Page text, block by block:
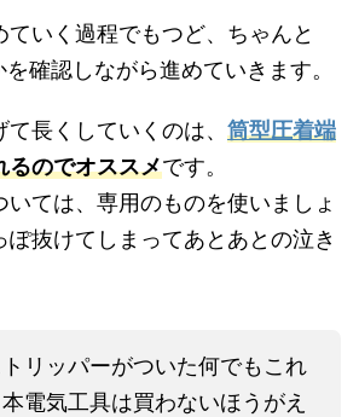
いく過程でもつど、ちゃんと
確認しながら進めていきます。
長くしていくのは、 筒型圧着端
るのでオススメです。
いては、専用のものを使いましょ
ぽ抜けてしまってあとあとの泣き
トリッパーがついた何でもこれ
本電気工具は買わないほうがえ